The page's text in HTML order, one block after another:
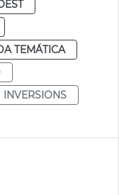
TEMÁTICA
INVERSIONS